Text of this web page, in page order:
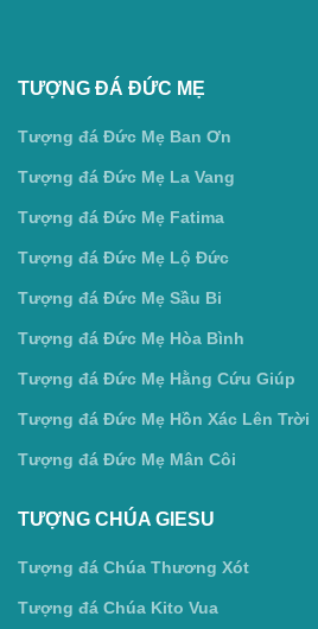
TƯỢNG ĐÁ ĐỨC MẸ
Tượng đá Đức Mẹ Ban Ơn
Tượng đá Đức Mẹ La Vang
Tượng đá Đức Mẹ Fatima
Tượng đá Đức Mẹ Lộ Đức
Tượng đá Đức Mẹ Sầu Bi
Tượng đá Đức Mẹ Hòa Bình
Tượng đá Đức Mẹ Hằng Cứu Giúp
Tượng đá Đức Mẹ Hồn Xác Lên Trời
Tượng đá Đức Mẹ Mân Côi
TƯỢNG CHÚA GIESU
Tượng đá Chúa Thương Xót
Tượng đá Chúa Kito Vua